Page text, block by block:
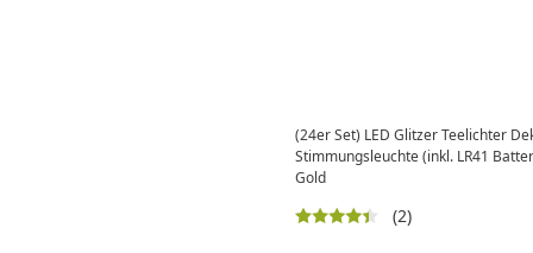
(24er Set) LED Glitzer Teelichter
Stimmungsleuchte (inkl. LR41
Gold
(2)